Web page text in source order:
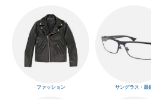
ファッション サングラス・眼